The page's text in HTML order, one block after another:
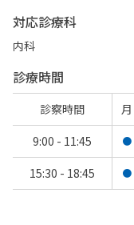
対応診療科
内科
診療時間
診察時間 月
9:00 - 11:45
●
15:30 - 18:45 ●